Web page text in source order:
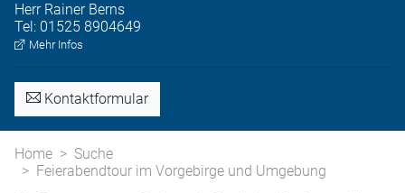
Herr Rainer Berns
Tel: 01525 8904649
Mehr Infos
Kontaktformular
Home
Suche
Feierabendtour im Vorgebirge und Umgebung